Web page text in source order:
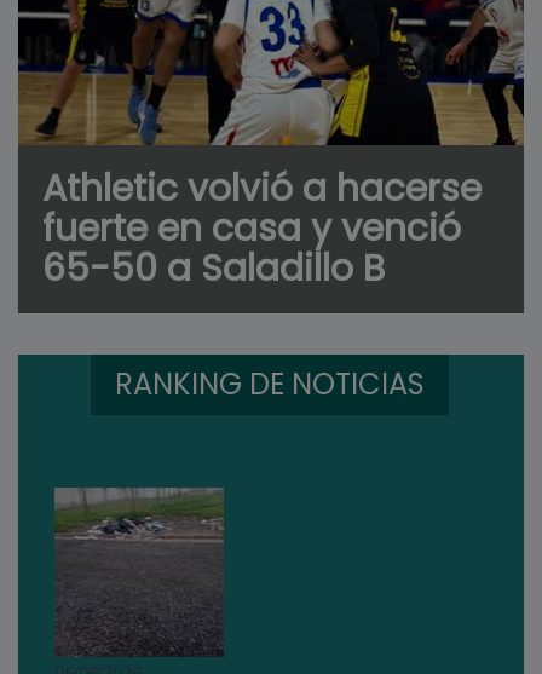
Athletic volvió a hacerse
fuerte en casa y venció
65-50 a Saladillo B
RANKING DE NOTICIAS